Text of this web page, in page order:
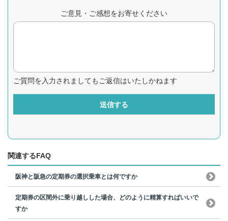
ご意見・ご感想をお寄せください
ご質問を入力されましてもご返信はいたしかねます
送信する
関連するFAQ
阪神と阪急の定期券の選択乗車とは何ですか
定期券の区間外に乗り越しした場合、どのように精算すればいいで
すか